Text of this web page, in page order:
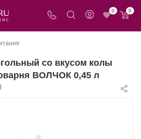
0 0
со вкусом колы
ВОЛЧОК 0,45 л